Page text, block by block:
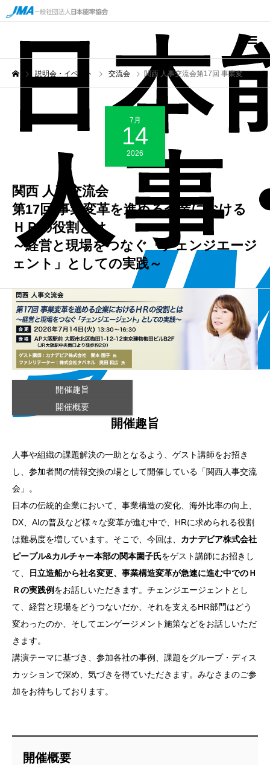
説明会・イベント 交流会 関西 人事交流会第17回 事業変革を進める企業におけるＨＲの役割とは～経営と現場をつなぐ「チェンジエージェント」としての実践～
7月
14
2026
関西 人事交流会
第17回 事業変革を進める企業における
ＨＲの役割とは
～経営と現場をつなぐ「チェンジエージ
ェント」としての実践～
開催趣旨
開催概要
開催趣旨
人事や組織の課題解決の一助となるよう、ゲスト講師をお招き
し、参加者間の情報交換の場として開催している「関西人事交流
会」。
日本の伝統的企業において、事業構造の変化、海外比率の向上、
DX、AIの普及など様々な変革が進む中で、HRに求められる役割
は難易度を増しています。そこで、今回は、 カナデビア株式会社
ピープル&カルチャー本部の関本園子氏をゲスト講師にお招きし
て、
日立造船から社名変更、事業構造変革が急速に進む中でのＨ
Ｒの実践例をお話しいただきます。チェンジエージェントとし
て、経営と現場をどうつないだか、それを支えるHR部門はどう
変わったのか、そしてエンゲージメント施策などをお話しいただ
きます。
講演テーマに基づき、参加各社の事例、課題をグループ・ディス
カッションで深め、気づきを得ていただきます。みなさまのご参
加をお待ちしております。
開催概要